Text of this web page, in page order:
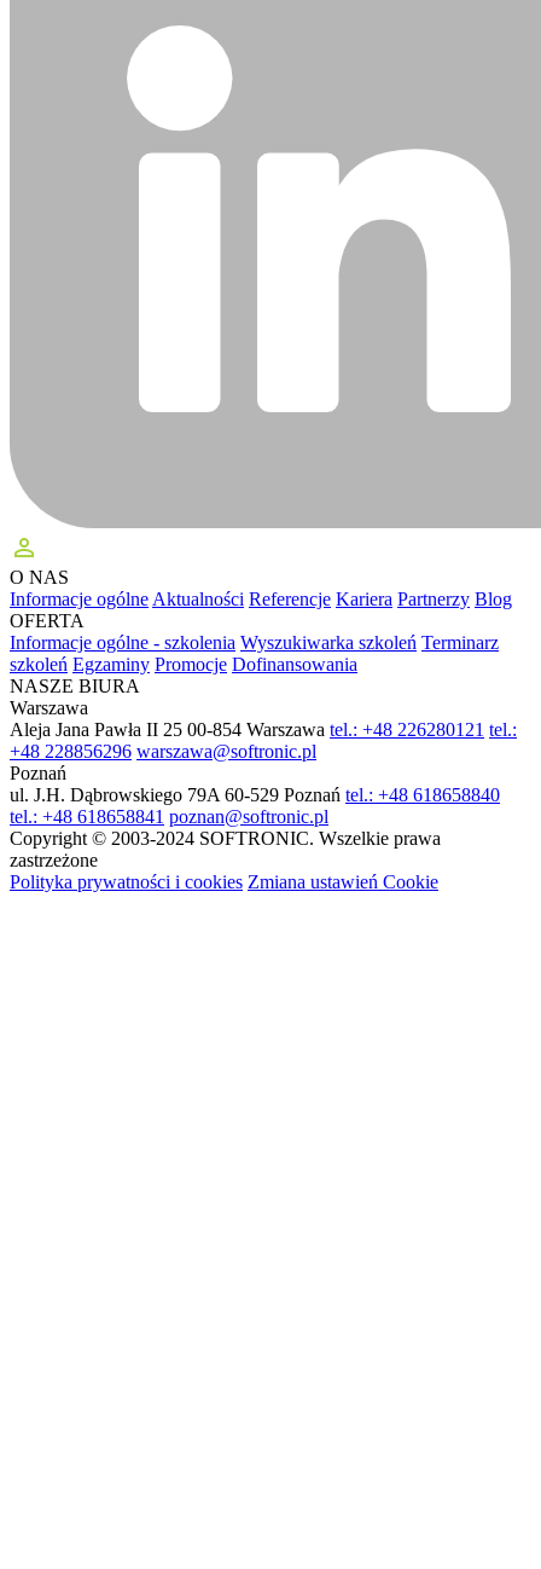
perm_identity
O NAS
Informacje ogólne Aktualności Referencje Kariera Partnerzy Blog
OFERTA
Informacje ogólne - szkolenia Wyszukiwarka szkoleń Terminarz
szkoleń Egzaminy Promocje Dofinansowania
NASZE BIURA
Warszawa
Aleja Jana Pawła II 25 00-854 Warszawa tel.: +48 226280121 tel.:
+48 228856296 warszawa@softronic.pl
Poznań
ul. J.H. Dąbrowskiego 79A 60-529 Poznań tel.: +48 618658840
tel.: +48 618658841 poznan@softronic.pl
Copyright © 2003-2024 SOFTRONIC. Wszelkie prawa
zastrzeżone
Polityka prywatności i cookies Zmiana ustawień Cookie